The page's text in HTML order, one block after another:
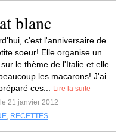
blanc
c'est l'anniversaire de
soeur! Elle organise un
le thème de l'Italie et elle
les macarons! J'ai
ces...
Lire la suite
21 janvier 2012
, RECETTES